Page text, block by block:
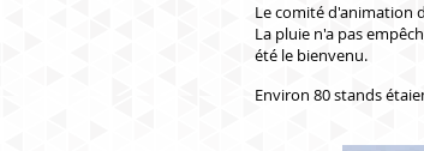
Le comité d'animation
La pluie n'a pas
été le bienvenu.
Environ 80 stands